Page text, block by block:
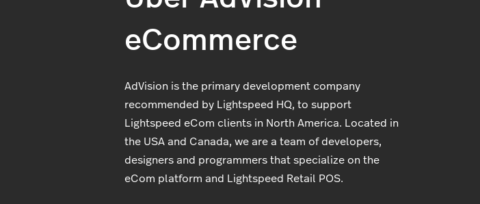
eCommerce
AdVision is the primary development company
recommended by Lightspeed HQ, to support
Lightspeed eCom clients in North America. Located in
the USA and Canada, we are a team of developers,
designers and programmers that specialize on the
eCom platform and Lightspeed Retail POS.